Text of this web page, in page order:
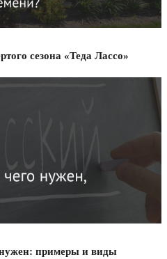
сезона «Теда Лассо»
нужен: примеры и виды